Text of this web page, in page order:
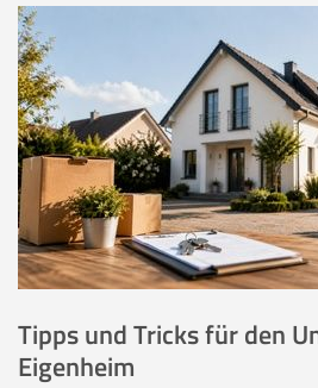
Tipps und Tricks für den
Eigenheim